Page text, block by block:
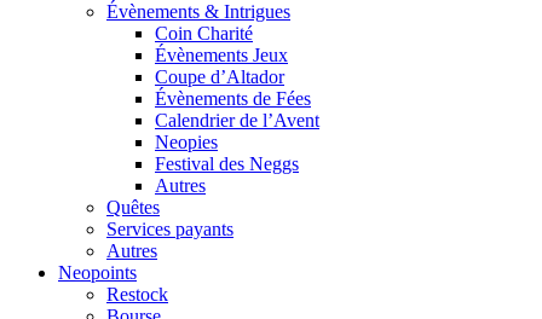
Évènements & Intrigues
Coin Charité
Évènements Jeux
Coupe d’Altador
Évènements de Fées
Calendrier de l’Avent
Neopies
Festival des Neggs
Autres
Quêtes
Services payants
Autres
Neopoints
Restock